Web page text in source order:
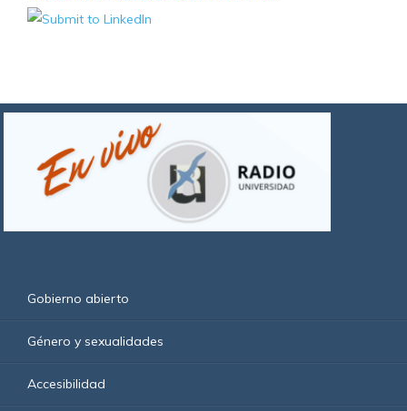
Gobierno abierto
Género y sexualidades
Accesibilidad